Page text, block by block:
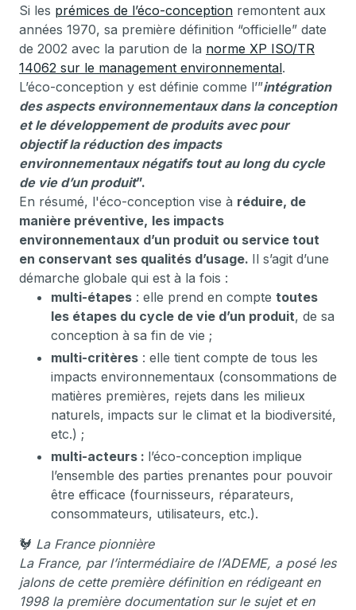
Si les prémices de l’éco-conception remontent aux
années 1970, sa première définition “officielle” date
de 2002 avec la parution de la norme XP ISO/TR
14062 sur le management environnemental.
L’éco-conception y est définie comme l’”intégration
des aspects environnementaux dans la conception
et le développement de produits avec pour
objectif la réduction des impacts
environnementaux négatifs tout au long du cycle
de vie d’un produit”.
En résumé, l'éco-conception vise à réduire, de
manière préventive, les impacts
environnementaux d’un produit ou service tout
en conservant ses qualités d’usage. Il s’agit d’une
démarche globale qui est à la fois :
multi-étapes : elle prend en compte toutes
les étapes du cycle de vie d’un produit, de sa
conception à sa fin de vie ;
multi-critères : elle tient compte de tous les
impacts environnementaux (consommations de
matières premières, rejets dans les milieux
naturels, impacts sur le climat et la biodiversité,
etc.) ;
multi-acteurs : l’éco-conception implique
l’ensemble des parties prenantes pour pouvoir
être efficace (fournisseurs, réparateurs,
consommateurs, utilisateurs, etc.).
🐓 La France pionnière
La France, par l’intermédiaire de l’ADEME, a posé les
jalons de cette première définition en rédigeant en
1998 la première documentation sur le sujet et en